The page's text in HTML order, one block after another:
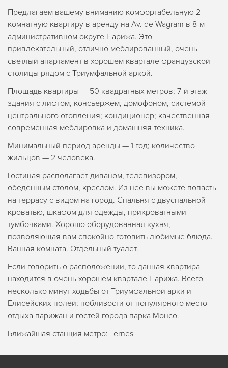
Предлагаем вашему вниманию комфортабельную 2-
комнатную квартиру в аренду на Av. de Wagram в 8-м
административном округе Парижа. Это
привлекательный, отлично меблированный, очень
светлый апартамент в хорошем квартале французской
столицы рядом с Триумфальной аркой.
Площадь квартиры — 50 квадратных метров; 7-й этаж
здания с лифтом, консьержем, домофоном, системой
центрального отопления; кондиционер; качественная
современная меблировка и домашняя техника.
Минимальный период аренды — 1 год; количество
жильцов — 2 человека.
Гостиная располагает диваном, телевизором,
обеденным столом, креслом. Из нее вы можете попасть
на террасу с видом на город. Спальня с двуспальной
кроватью, шкафом для одежды, прикроватными
тумбочками. Хорошо оборудованная кухня,
позволяющая вам спокойно готовить любимые блюда.
Ванная комната. Отдельный туалет.
Если говорить о расположении, то данная квартира
находится в очень хорошем квартале Парижа. Всего
несколько минут ходьбы от Триумфальной арки и
Елисейских полей; поблизости от популярного место
отдыха парижан и гостей города парка Монсо.
Ближайшая станция метро: Ternes